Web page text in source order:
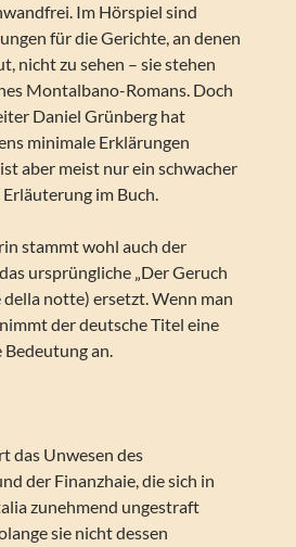
Im Hörspiel sind
für die Gerichte, an denen
nicht zu sehen – sie stehen
Montalbano-Romans. Doch
Daniel Grünberg hat
minimale Erklärungen
aber meist nur ein schwacher
im Buch.
stammt wohl auch der
ursprüngliche „Der Geruch
della notte) ersetzt. Wenn man
der deutsche Titel eine
an.
das Unwesen des
der Finanzhaie, die sich in
zunehmend ungestraft
sie nicht dessen